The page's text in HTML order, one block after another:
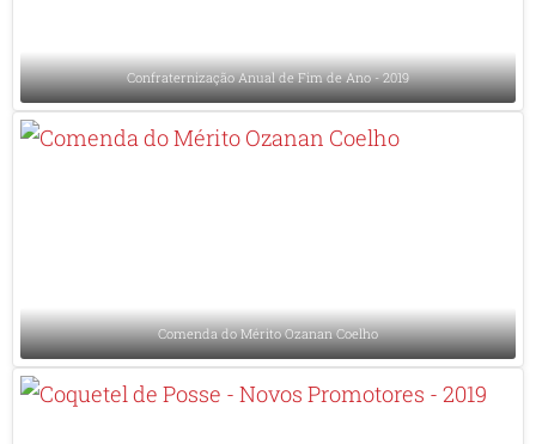
Confraternização Anual de Fim de Ano - 2019
Comenda do Mérito Ozanan Coelho